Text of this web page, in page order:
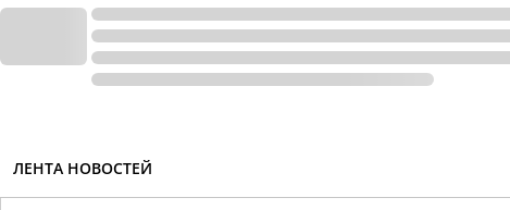
ЛЕНТА НОВОСТЕЙ